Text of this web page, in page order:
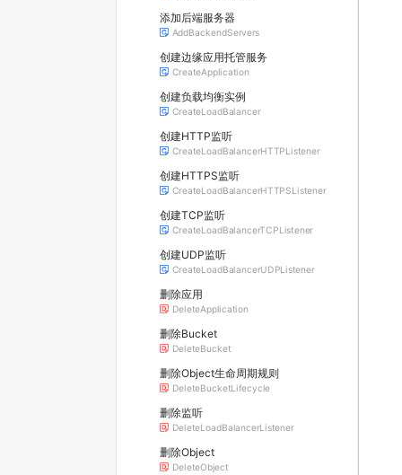
添加后端服务器
AddBackendServers
创建边缘应用托管服务
CreateApplication
创建负载均衡实例
CreateLoadBalancer
创建HTTP监听
CreateLoadBalancerHTTPListener
创建HTTPS监听
CreateLoadBalancerHTTPSListener
创建TCP监听
CreateLoadBalancerTCPListener
创建UDP监听
CreateLoadBalancerUDPListener
删除应用
DeleteApplication
删除Bucket
DeleteBucket
删除Object生命周期规则
DeleteBucketLifecycle
删除监听
DeleteLoadBalancerListener
删除Object
DeleteObject